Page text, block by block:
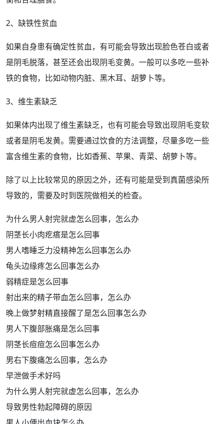
2、 缺铁性贫血
如果自身患有确定性贫血，有可能会导致出现脸色苍白或者
是阴毛脱落，甚至还会出现阴毛变黄。一般可以多吃一些补
铁的食物，比如动物内脏、黑木耳、胡萝卜等。
3、维生素缺乏
如果体内出现了维生素缺乏，也有可能会导致出现阴毛变软
或者是阴毛发黄。需要通过饮食的方法调整，尽量多吃一些
富含维生素的食物，比如香蕉、苹果、青菜、胡萝卜等。
除了以上比较常见的原因之外，还有可能是受到真菌感染所
导致的，需要及时到医院做相关的检查。
为什么男人射完就虚怎么回事，怎么办
阴茎长小肉疙瘩是怎么回事
男人嗜睡乏力没精神怎么回事怎么办
龟头边缘疼怎么回事怎么办
弱精症是怎么回事
射出来的精子带血怎么回事，怎么办
晚上做梦射精直接醒了是怎么回事怎么办
男人下腹部胀痛是怎么回事
阴茎长痘痘怎么回事怎么办
男右下腹痛怎么回事，怎么办
早泄做手术好吗
为什么男人射完就虚怎么回事，怎么办
导致男性勃起障碍的原因